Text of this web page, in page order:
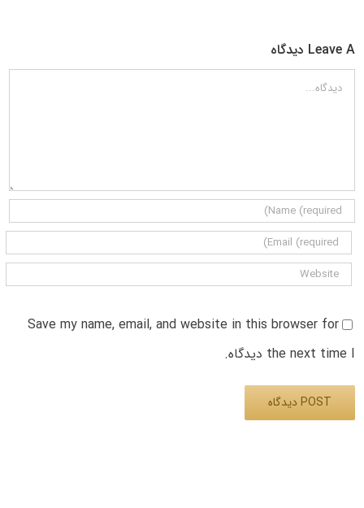
Leave A دیدگاه
دیدگاه
Save my name, email, and website in this browser for
the next time I دیدگاه.